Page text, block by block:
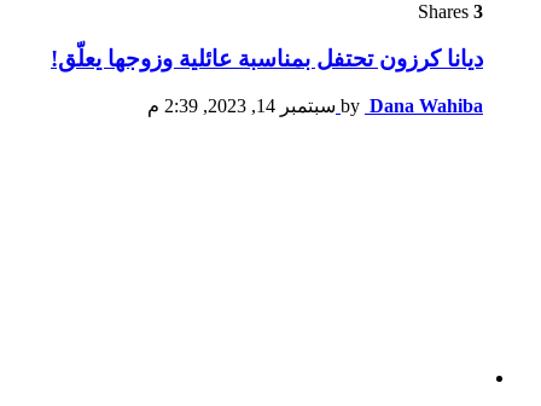
3
ديانا كرزون تحتفل بمناسبة عائلية وزوجها يعلّق!
by Dana Wahiba سبتمبر 14, 2023, 2:39 م